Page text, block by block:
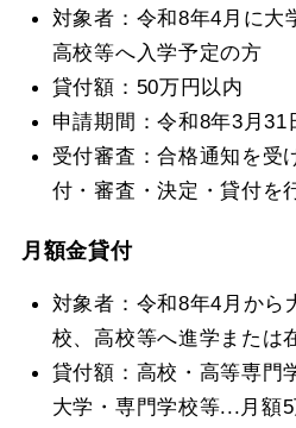
対象者：令和8年4月に大
高校等へ入学予定の方
貸付額：50万円以内
申請期間：令和8年3月31
受付審査：合格通知を受
付・審査・決定・貸付を
月額金貸付
対象者：令和8年4月から
校、高校等へ進学または
貸付額：高校・高等専門
大学・専門学校等...月額